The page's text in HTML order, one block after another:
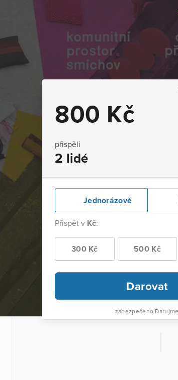
800 Kč
přispěli
2 lidé
Jednorázově
Přispět v Kč:
300 Kč 500 Kč
Darovat
zabezpečeno